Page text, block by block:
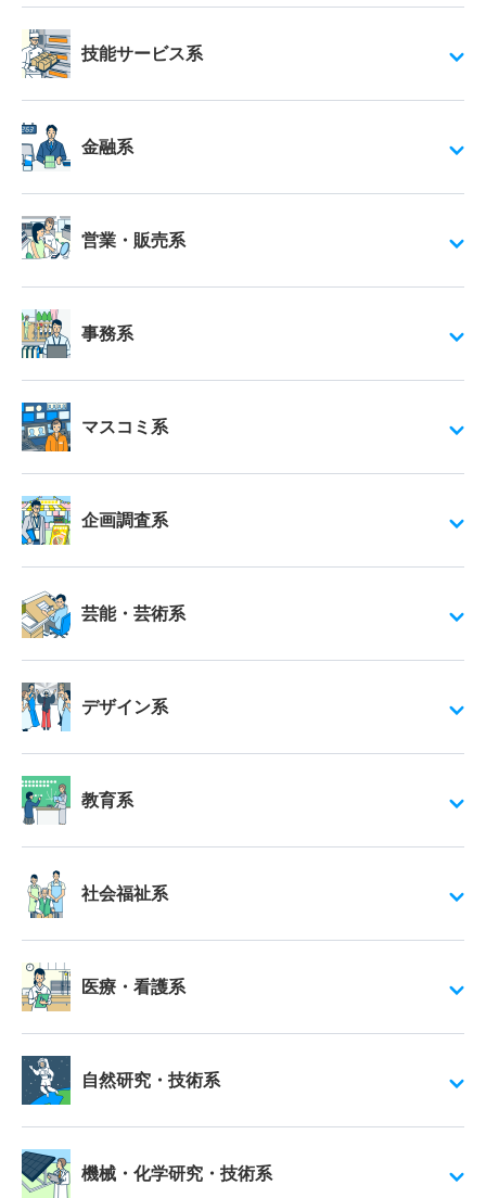
技能サービス系
金融系
営業・販売系
事務系
マスコミ系
企画調査系
芸能・芸術系
デザイン系
教育系
社会福祉系
医療・看護系
自然研究・技術系
機械・化学研究・技術系